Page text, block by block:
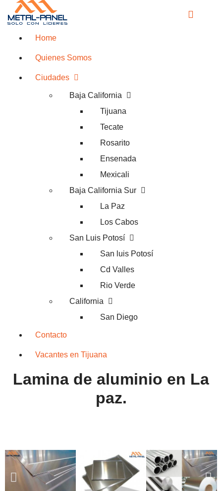
Home
Quienes Somos
Ciudades
Baja California
Tijuana
Tecate
Rosarito
Ensenada
Mexicali
Baja California Sur
La Paz
Los Cabos
San Luis Potosí
San luis Potosí
Cd Valles
Rio Verde
California
San Diego
Contacto
Vacantes en Tijuana
Lamina de aluminio en La
paz.